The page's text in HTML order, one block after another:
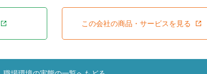
この会社の商品・サービスを見る